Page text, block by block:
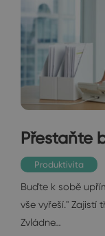
Přestaňte
Produktivita
Buďte k sobě
vše vyřeší." Zajistí
Zvládne…